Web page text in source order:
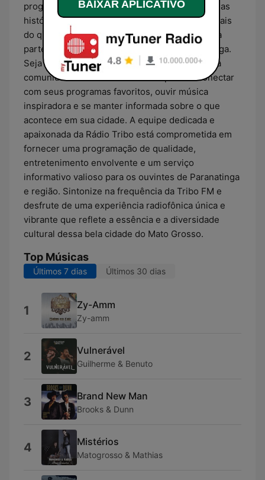
programas especiais que destacam as vozes e as
histórias dos moradores locais. A Tribo FM é mais
do que apenas uma estação de rádio; ela é uma
parte integrante da vida cotidiana de Paranatinga.
Seja no rádio do carro, no celular ou em casa, a
comunidade sintoniza a Tribo FM para se conectar
com seus programas favoritos, ouvir música
inspiradora e se manter informada sobre o que
acontece em sua cidade. A equipe dedicada e
apaixonada da Rádio Tribo está comprometida em
fornecer uma programação de qualidade,
entretenimento envolvente e um serviço
informativo valioso para os ouvintes de Paranatinga
e região. Sintonize na frequência da Tribo FM e
desfrute de uma experiência radiofônica única e
vibrante que reflete a essência e a diversidade
cultural dessa bela cidade do Mato Grosso.
Top Músicas
Últimos 7 dias Últimos 30 dias
1 Zy-Amm
Zy-amm
2 Vulnerável
Guilherme & Benuto
3 Brand New Man
Brooks & Dunn
4 Mistérios
Matogrosso & Mathias
BAIXAR APLICATIVO